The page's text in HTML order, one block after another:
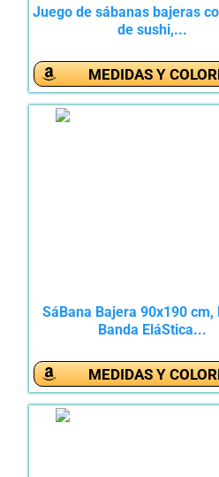
Juego de sábanas bajeras
de sushi,...
MEDIDAS Y
SáBana Bajera 90x190 cm,
Banda EláStica...
MEDIDAS Y